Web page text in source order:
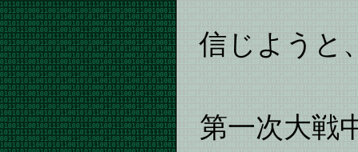
信じようと
第一次大戦